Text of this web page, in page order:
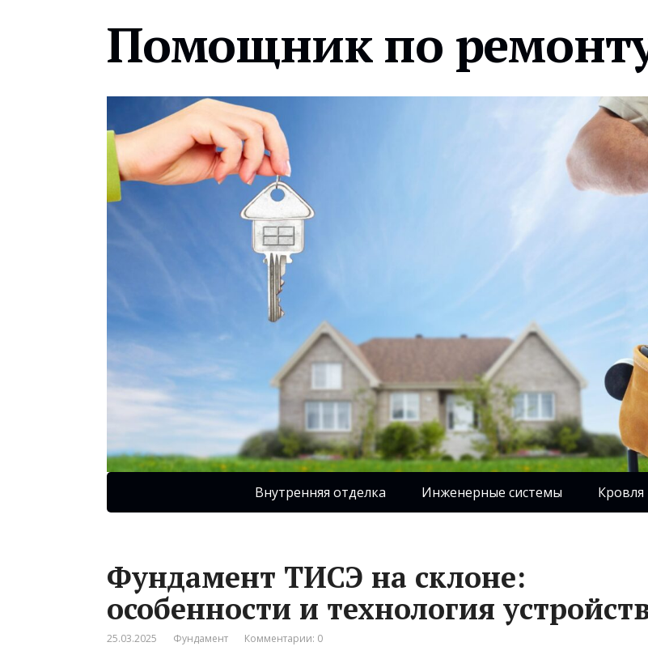
Помощник по
Внутренняя отделка Инженерные системы Кровля
Фундамент ТИСЭ на склоне:
особенности и технология
25.03.2025 Фундамент Комментарии: 0